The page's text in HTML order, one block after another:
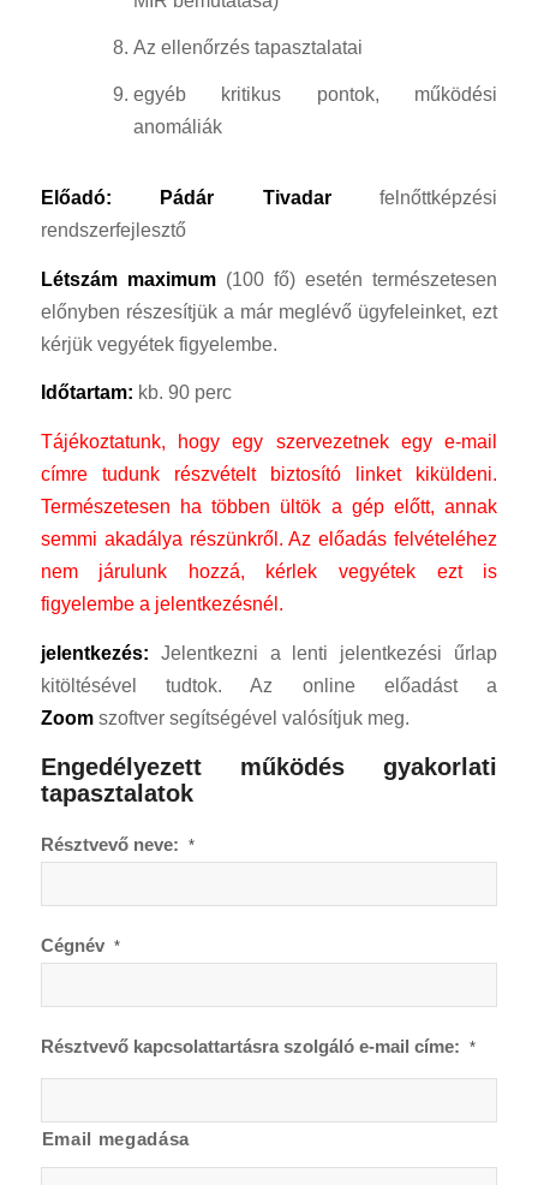
Az ellenőrzés tapasztalatai
egyéb kritikus pontok, működési
anomáliák
Előadó: Pádár Tivadarfelnőttképzési
rendszerfejlesztő
Létszám maximum(100 fő) esetén természetesen
előnyben részesítjük a már meglévő ügyfeleinket, ezt
kérjük vegyétek figyelembe.
Időtartam: kb. 90 perc
Tájékoztatunk, hogy egy szervezetnek egy e-mail
címre tudunk részvételt biztosító linket kiküldeni.
Természetesen ha többen ültök a gép előtt, annak
semmi akadálya részünkről.Az előadás felvételéhez
nem járulunk hozzá, kérlek vegyétek ezt is
figyelembe a jelentkezésnél.
jelentkezés: Jelentkezni a lenti jelentkezési űrlap
kitöltésével tudtok. Az online előadást a
Zoomszoftver segítségével valósítjuk meg.
Engedélyezett működés gyakorlati
tapasztalatok
Résztvevő neve: *
Cégnév *
Résztvevő kapcsolattartásra szolgáló e-mail címe: *
Email megadása